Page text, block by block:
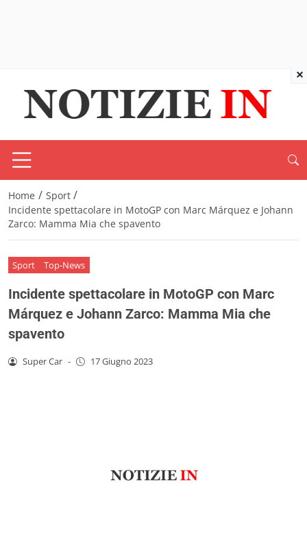
Home / Sport /
Incidente spettacolare in MotoGP con Marc Márquez e Johann
Zarco: Mamma Mia che spavento
Sport Top-News
Incidente spettacolare in MotoGP con Marc
Márquez e Johann Zarco: Mamma Mia che
spavento
Super Car - 17 Giugno 2023
×